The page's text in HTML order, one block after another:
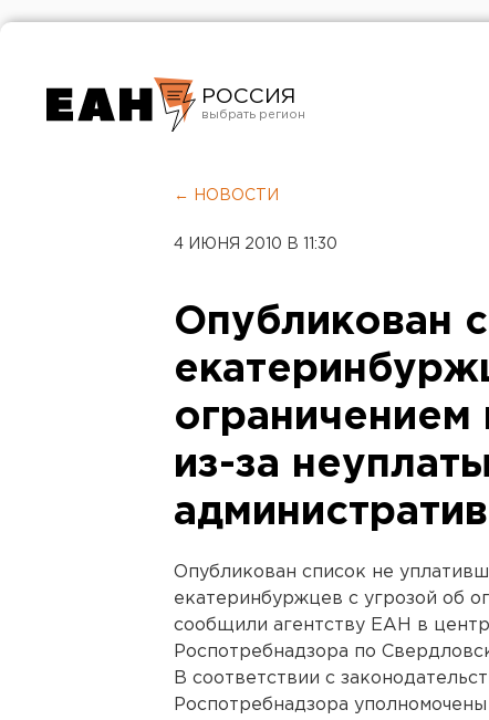
РОССИЯ
Челябинск
← НОВОСТИ
4 ИЮНЯ 2010 В 11:30
Опубликован
ограничением
из-за неуплаты
Опубликован список не
екатеринбуржцев с угрозой об
сообщили агентству ЕАН в
Роспотребнадзора по
В соответствии с
Роспотребнадзора